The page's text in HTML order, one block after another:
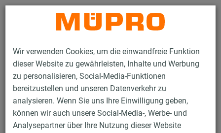
Wir verwenden Cookies, um die einwandfreie Funktion
dieser Website zu gewährleisten, Inhalte und Werbung
zu personalisieren, Social-Media-Funktionen
bereitzustellen und unseren Datenverkehr zu
analysieren. Wenn Sie uns Ihre Einwilligung geben,
können wir auch unsere Social-Media-, Werbe- und
Analysepartner über Ihre Nutzung dieser Website
Kontakt
Produkte Befestigungstechnik
Installationsschienen
MPR-Systemschienen